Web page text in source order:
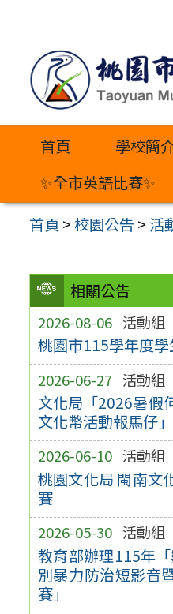
內
首頁 學校簡
✨全市英語比賽✨
首頁 >校園公告 > 活
相關公告
2026-08-06 活動組
桃園市115學年度
2026-06-27 活動組
文化局「2026暑假
文化幣活動報馬仔」
2026-06-10 活動組
桃園文化局 閩南文
賽
2026-05-30 活動組
教育部辦理115年
別暴力防治短影音
賽」